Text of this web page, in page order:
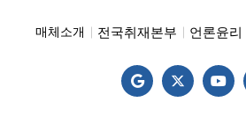
매체소개 전국취재본부 언론윤리